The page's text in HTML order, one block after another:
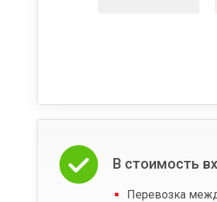
В стоимость
Перевозка